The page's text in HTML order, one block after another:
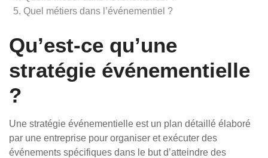
Quel métiers dans l’événementiel ?
Qu’est-ce qu’une
stratégie événementielle
?
Une stratégie événementielle est un plan détaillé élaboré
par une entreprise pour organiser et exécuter des
événements spécifiques dans le but d’atteindre des